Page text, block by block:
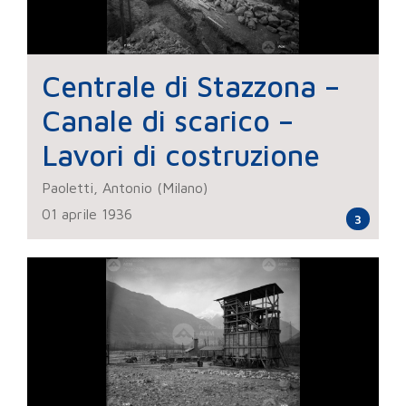
Centrale di Stazzona –
Canale di scarico –
Lavori di costruzione
Paoletti, Antonio (Milano)
01 aprile 1936
3